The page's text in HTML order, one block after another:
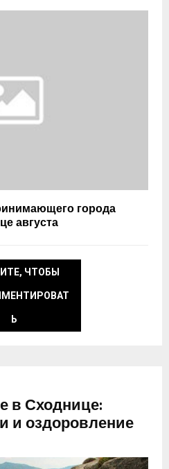
города
августа
ЧТОБЫ
Ь
в Сходнице:
и оздоровление